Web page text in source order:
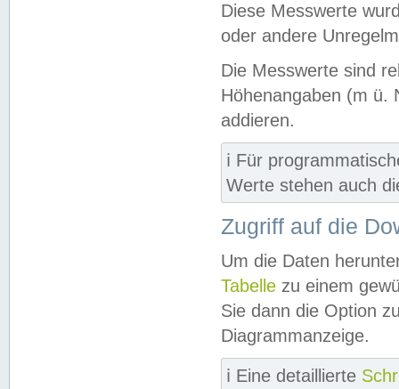
Diese Messwerte
oder andere
Die Messwerte sind
Höhenangaben (m ü.
addieren.
ℹ️ Für
Werte stehen auch
Zugriff auf die
Um die Daten
Tabelle zu einem
Sie dann die Option
Diagrammanzeige.
ℹ️ Eine detaillierte